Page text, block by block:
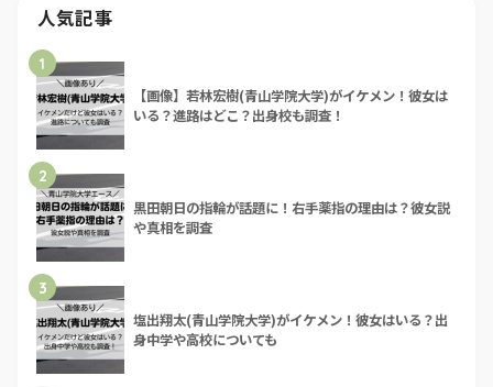
人気記事
1
【画像】若林宏樹(青山学院大学)がイケメン！彼女は
いる？進路はどこ？出身校も調査！
2
黒田朝日の指輪が話題に！右手薬指の理由は？彼女説
や真相を調査
3
塩出翔太(青山学院大学)がイケメン！彼女はいる？出
身中学や高校についても